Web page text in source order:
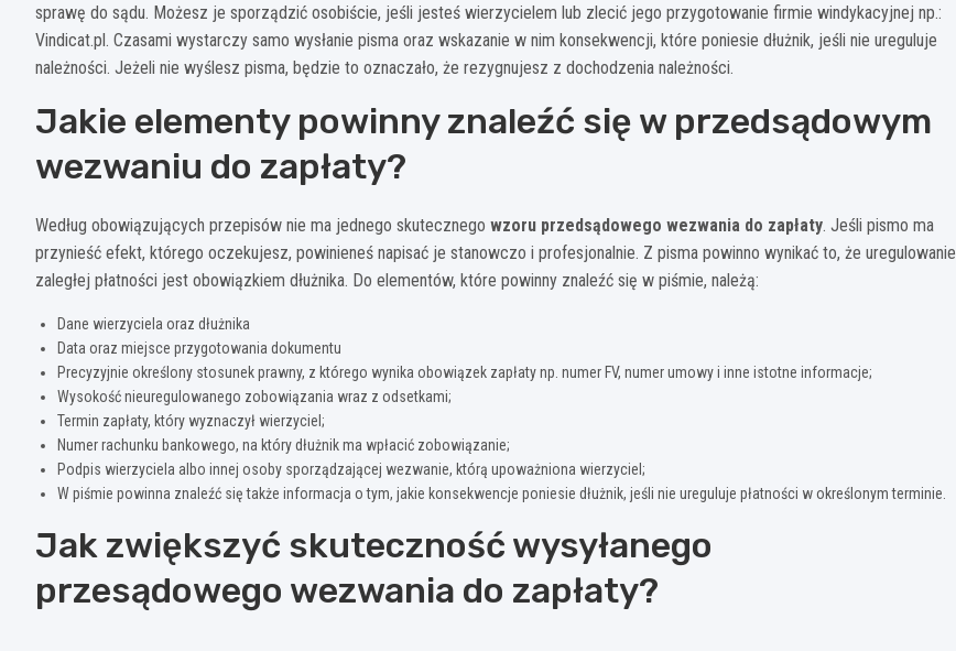
sprawę do sądu. Możesz je sporządzić osobiście, jeśli jesteś wierzycielem lub zlecić jego przygotowanie firmie windykacyjnej np.:
Vindicat.pl. Czasami wystarczy samo wysłanie pisma oraz wskazanie w nim konsekwencji, które poniesie dłużnik, jeśli nie ureguluje
należności. Jeżeli nie wyślesz pisma, będzie to oznaczało, że rezygnujesz z dochodzenia należności.
Jakie elementy powinny znaleźć się w przedsądowym
wezwaniu do zapłaty?
Według obowiązujących przepisów nie ma jednego skutecznego wzoru przedsądowego wezwania do zapłaty. Jeśli pismo ma
przynieść efekt, którego oczekujesz, powinieneś napisać je stanowczo i profesjonalnie. Z pisma powinno wynikać to, że uregulowanie
zaległej płatności jest obowiązkiem dłużnika. Do elementów, które powinny znaleźć się w piśmie, należą:
Dane wierzyciela oraz dłużnika
Data oraz miejsce przygotowania dokumentu
Precyzyjnie określony stosunek prawny, z którego wynika obowiązek zapłaty np. numer FV, numer umowy i inne istotne informacje;
Wysokość nieuregulowanego zobowiązania wraz z odsetkami;
Termin zapłaty, który wyznaczył wierzyciel;
Numer rachunku bankowego, na który dłużnik ma wpłacić zobowiązanie;
Podpis wierzyciela albo innej osoby sporządzającej wezwanie, którą upoważniona wierzyciel;
W piśmie powinna znaleźć się także informacja o tym, jakie konsekwencje poniesie dłużnik, jeśli nie ureguluje płatności w określonym terminie.
Jak zwiększyć skuteczność wysyłanego
przesądowego wezwania do zapłaty?